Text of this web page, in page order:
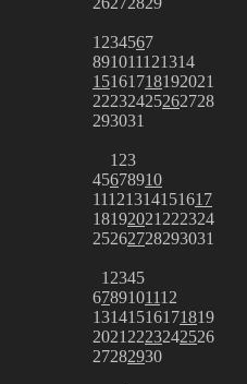
1 234567
891011121314
15161718192021
22232425262728
293031
1 23
45678910
11121314151617
18192021 222324
25262728293031
1 2345
6789101112
13141516171819
2021 2223242526
27282930